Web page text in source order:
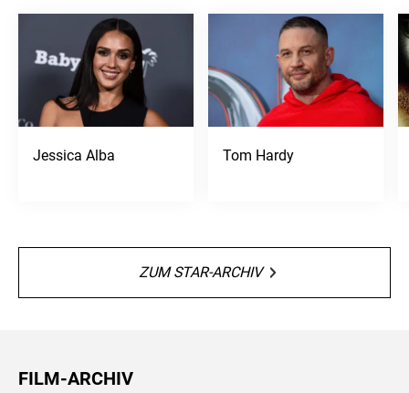
Jessica Alba Tom Hardy
ZUM STAR-ARCHIV
FILM-ARCHIV